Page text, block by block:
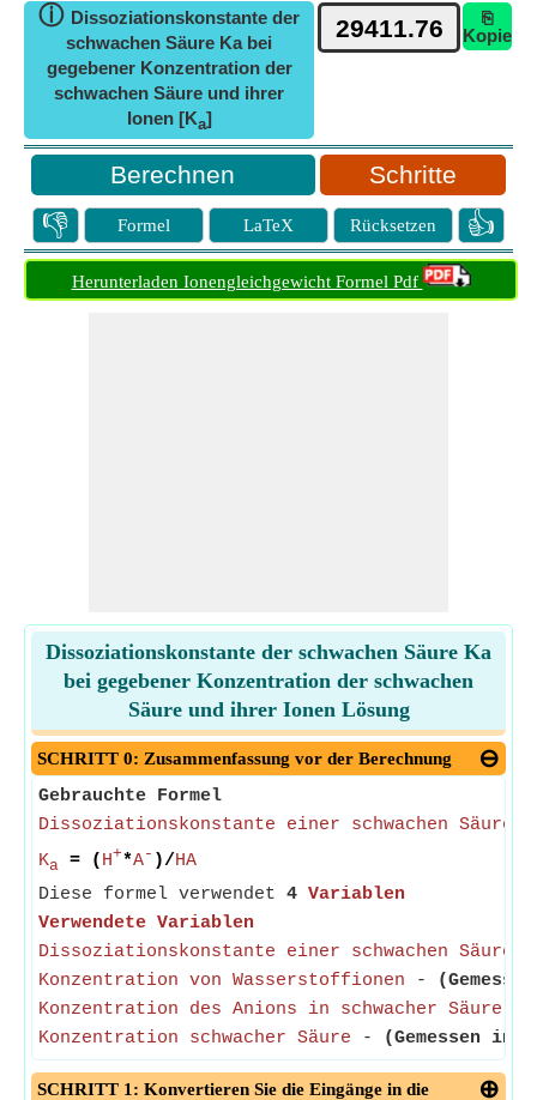
ⓘ Dissoziationskonstante der
schwachen Säure Ka bei
gegebener Konzentration der
schwachen Säure und ihrer
Ionen [Ka]
⎘
Kopie
Schritte
👎 Formel LaTeX Rücksetzen 👍
Herunterladen Ionengleichgewicht Formel Pdf
Dissoziationskonstante der schwachen Säure Ka
bei gegebener Konzentration der schwachen
Säure und ihrer Ionen Lösung
SCHRITT 0: Zusammenfassung vor der Berechnung
Gebrauchte Formel
Dissoziationskonstante einer schwachen Säure
Ka = ( H+*A- )/HA
Diese formel verwendet 4 Variablen
Verwendete Variablen
Dissoziationskonstante einer schwachen Säure
Konzentration von Wasserstoffionen -
Konzentration des Anions in schwacher Säure
Konzentration schwacher Säure - (Gemessen in
SCHRITT 1: Konvertieren Sie die Eingänge in die